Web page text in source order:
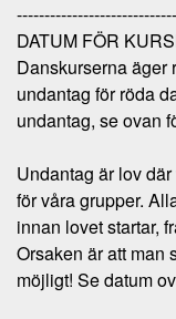
DATUM FÖR
Danskurserna äger
undantag för röda
undantag, se ovan
Undantag är lov
för våra grupper.
innan lovet startar,
Orsaken är att man
möjligt! Se datum